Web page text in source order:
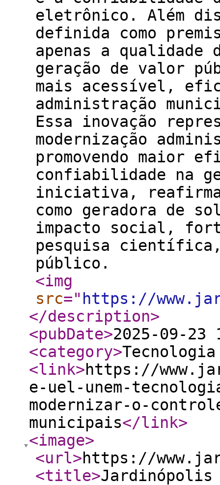
eletrônico. Além
definida como
apenas a qualidade
geração de valor
mais acessível,
administração
Essa inovação
modernização
promovendo maior
confiabilidade na
iniciativa,
como geradora de
impacto social,
pesquisa
público.
<img
src=" https://
</description>
<pubDate>2025-09-23
<category>
<link>https://
e-uel-unem-
modernizar-o-
municipais</link>
<image>
<url>https://
<title>Jardinópolis